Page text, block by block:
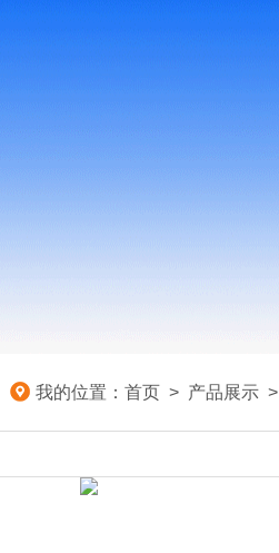
我的位置： 首页 > 产品展示 >